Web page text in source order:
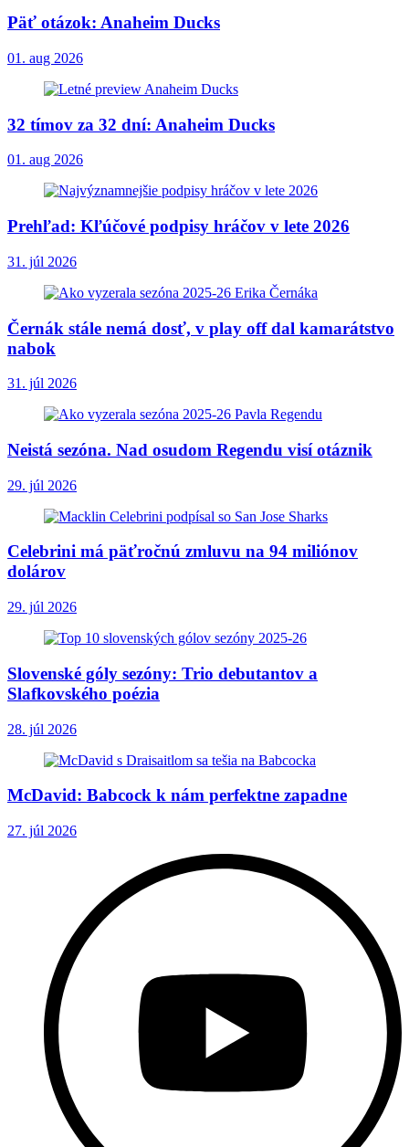
Päť otázok: Anaheim Ducks
01. aug 2026
32 tímov za 32 dní: Anaheim Ducks
01. aug 2026
Prehľad: Kľúčové podpisy hráčov v lete 2026
31. júl 2026
Černák stále nemá dosť, v play off dal kamarátstvo
nabok
31. júl 2026
Neistá sezóna. Nad osudom Regendu visí otáznik
29. júl 2026
Celebrini má päťročnú zmluvu na 94 miliónov
dolárov
29. júl 2026
Slovenské góly sezóny: Trio debutantov a
Slafkovského poézia
28. júl 2026
McDavid: Babcock k nám perfektne zapadne
27. júl 2026